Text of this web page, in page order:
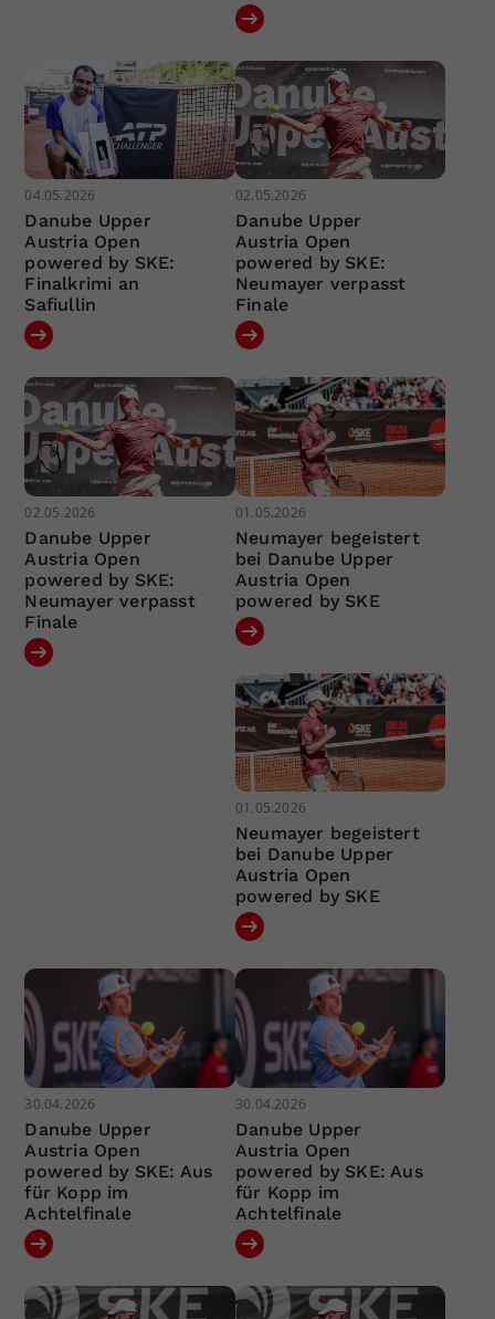
04.05.2026
Danube Upper
Austria Open
powered by SKE:
Finalkrimi an
Safiullin
02.05.2026
Danube Upper
Austria Open
powered by SKE:
Neumayer verpasst
Finale
02.05.2026
Danube Upper
Austria Open
powered by SKE:
Neumayer verpasst
Finale
01.05.2026
Neumayer begeistert
bei Danube Upper
Austria Open
powered by SKE
01.05.2026
Neumayer begeistert
bei Danube Upper
Austria Open
powered by SKE
30.04.2026
Danube Upper
Austria Open
powered by SKE: Aus
für Kopp im
Achtelfinale
30.04.2026
Danube Upper
Austria Open
powered by SKE: Aus
für Kopp im
Achtelfinale